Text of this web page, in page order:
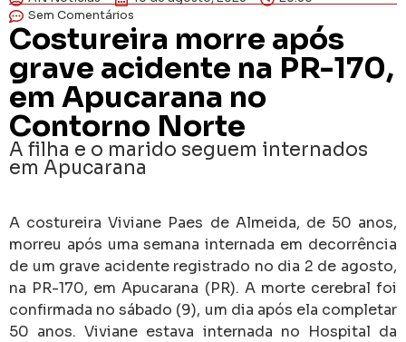
Sem Comentários
Costureira morre após
grave acidente na PR-170,
em Apucarana no
Contorno Norte
A filha e o marido seguem internados
em Apucarana
A costureira Viviane Paes de Almeida, de 50 anos,
morreu após uma semana internada em decorrência
de um grave acidente registrado no dia 2 de agosto,
na PR-170, em Apucarana (PR). A morte cerebral foi
confirmada no sábado (9), um dia após ela completar
50 anos. Viviane estava internada no Hospital da